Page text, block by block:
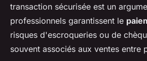
transaction sécurisée est un
professionnels garantissent le
risques d'escroqueries ou de
souvent associés aux ventes entre